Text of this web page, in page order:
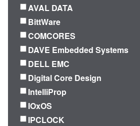
AVAL DATA
BittWare
COMCORES
DAVE Embedded Systems
DELL EMC
Digital Core Design
IntelliProp
IOxOS
IPCLOCK